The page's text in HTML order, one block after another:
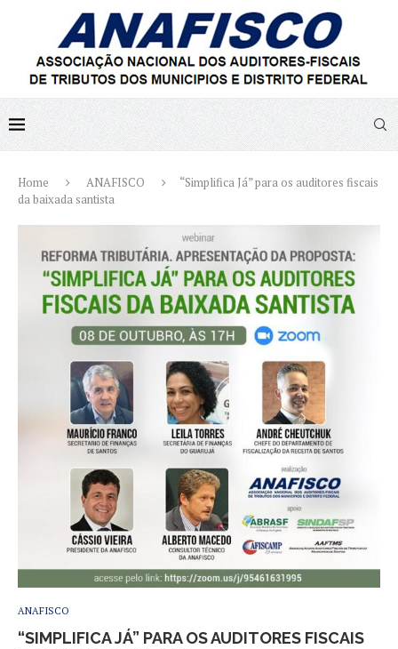
Home ANAFISCO
“Simplifica Já” para os auditores fiscais
da baixada santista
ANAFISCO
“SIMPLIFICA JÁ” PARA OS AUDITORES FISCAIS